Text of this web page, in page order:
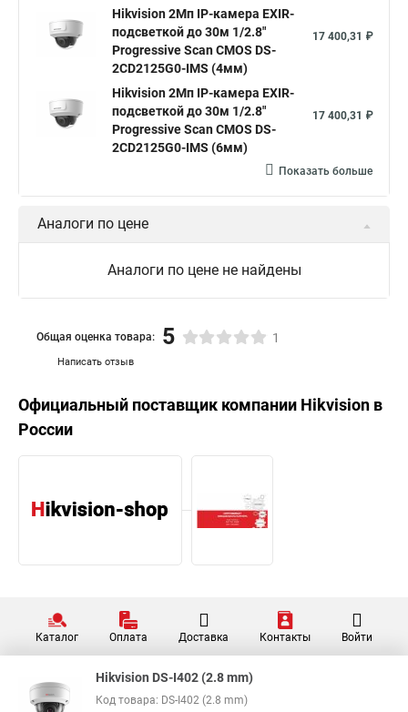
Нikvision микрофон Hikvision поворотная
Hikvision порты
Hikvision 2Мп IP-камера EXIR-
подсветкой до 30м 1/2.8"
Progressive Scan CMOS DS-
2CD2125G0-IMS (4мм)
17 400,31 ₽
Hikvision 2Мп IP-камера EXIR-
подсветкой до 30м 1/2.8"
Progressive Scan CMOS DS-
2CD2125G0-IMS (6мм)
17 400,31 ₽
Показать больше
Аналоги по цене
Аналоги по цене не найдены
Написать отзыв
Общая оценка товара: 5 1
Официальный поставщик компании Hikvision в
России
Каталог Оплата Доставка Контакты Войти
Hikvision DS-I402 (2.8 mm)
Код товара: DS-I402 (2.8 mm)